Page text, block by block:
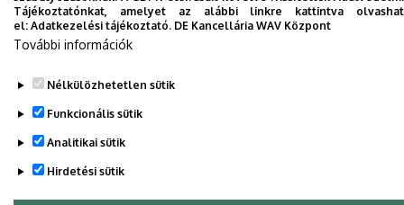
DE telefonkönyvében|Súgó|Hibabejelentés
Tájékoztatónkat, amelyet az alábbi linkre kattintva olvashat
el: Adatkezelési tájékoztató. DE Kancellária WAV Központ
További információk
Nélkülözhetetlen sütik
Funkcionális sütik
Analitikai sütik
Hirdetési sütik